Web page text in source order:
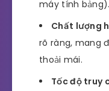
máy tính bảng).
Chất lượng
rõ ràng, mang
thoải mái.
Tốc độ truy